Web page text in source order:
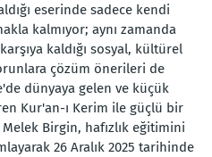
eserinde sadece kendi
kalmıyor; aynı zamanda
kaldığı sosyal, kültürel
çözüm önerileri de
dünyaya gelen ve küçük
Kur'an-ı Kerim ile güçlü bir
Birgin, hafızlık eğitimini
26 Aralık 2025 tarihinde